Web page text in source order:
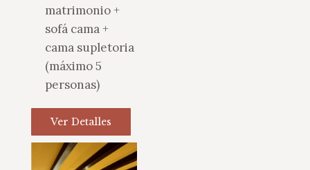
matrimonio +
sofá cama +
cama supletoria
(máximo 5
personas)
Ver Detalles